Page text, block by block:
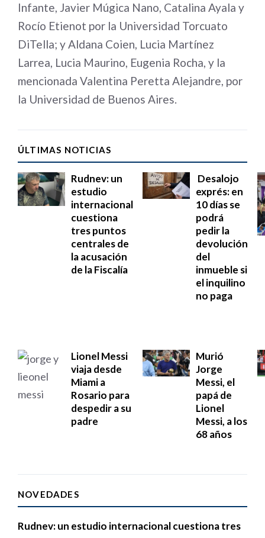
Infante, Javier Múgica Nano, Catalina Ayala y
Rocío Etienot por la Universidad Torcuato
DiTella; y Aldana Coien, Lucia Martínez
Larrea, Lucia Maurino, Eugenia Rocha, y la
mencionada Valentina Peretta Alejandre, por
la Universidad de Buenos Aires.
ÚLTIMAS NOTICIAS
Rudnev: un
estudio
internacional
cuestiona
tres puntos
centrales de
la acusación
de la Fiscalía
Desalojo
exprés: en
10 días se
podrá
pedir la
devolución
del
inmueble si
el inquilino
no paga
Lionel Messi
viaja desde
Miami a
Rosario para
despedir a su
padre
Murió
Jorge
Messi, el
papá de
Lionel
Messi, a los
68 años
NOVEDADES
Rudnev: un estudio internacional cuestiona tres